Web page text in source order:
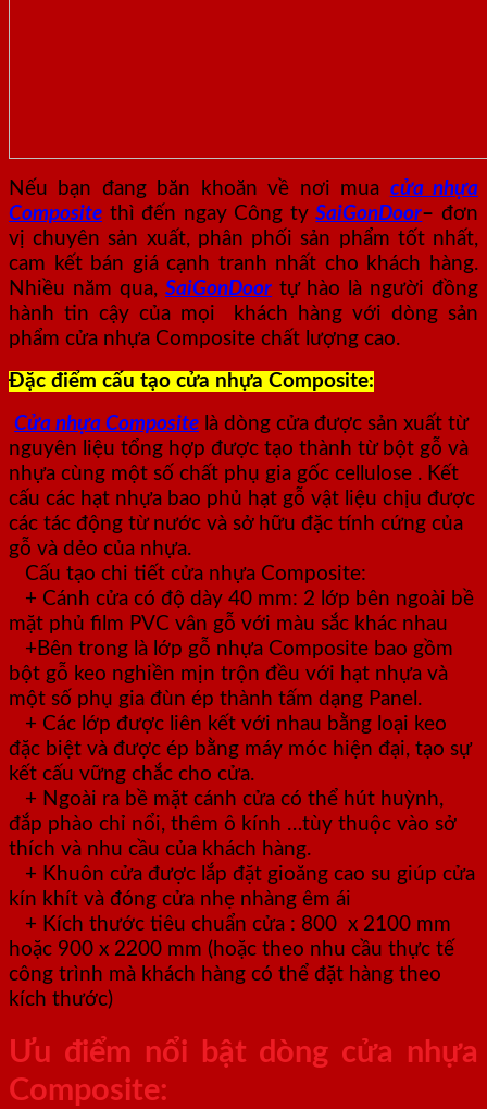
Nếu bạn đang băn khoăn về nơi mua cửa nhựa
Composite thì đến ngay Công tySaiGonDoor– đơn
vị chuyên sản xuất, phân phối sản phẩm tốt nhất,
cam kết bán giá cạnh tranh nhất cho khách hàng.
Nhiều năm qua, SaiGonDoor tự hào là người đồng
hành tin cậy của mọi khách hàng với dòng sản
phẩm cửa nhựa Composite chất lượng cao.
Đặc điểm cấu tạo cửa nhựa Composite:
Cửa nhựa Composite là dòng cửa được sản xuất từ
nguyên liệu tổng hợp được tạo thành từ bột gỗ và
nhựa cùng một số chất phụ gia gốc cellulose . Kết
cấu các hạt nhựa bao phủ hạt gỗ vật liệu chịu được
các tác động từ nước và sở hữu đặc tính cứng của
gỗ và dẻo của nhựa.
Cấu tạo chi tiết cửa nhựa Composite:
+ Cánh cửa có độ dày 40 mm: 2 lớp bên ngoài bề
mặt phủ film PVC vân gỗ với màu sắc khác nhau
+Bên trong là lớp gỗ nhựa Composite bao gồm
bột gỗ keo nghiền mịn trộn đều với hạt nhựa và
một số phụ gia đùn ép thành tấm dạng Panel.
+ Các lớp được liên kết với nhau bằng loại keo
đặc biệt và được ép bằng máy móc hiện đại, tạo sự
kết cấu vững chắc cho cửa.
+ Ngoài ra bề mặt cánh cửa có thể hút huỳnh,
đắp phào chỉ nổi, thêm ô kính …tùy thuộc vào sở
thích và nhu cầu của khách hàng.
+ Khuôn cửa được lắp đặt gioăng cao su giúp cửa
kín khít và đóng cửa nhẹ nhàng êm ái
+ Kích thước tiêu chuẩn cửa : 800 x 2100 mm
hoặc 900 x 2200 mm (hoặc theo nhu cầu thực tế
công trình mà khách hàng có thể đặt hàng theo
kích thước)
Ưu điểm nổi bật dòng cửa nhựa
Composite: